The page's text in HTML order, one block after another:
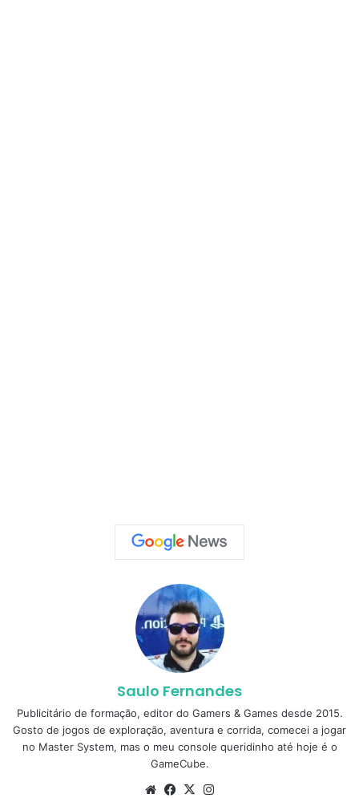
Saulo Fernandes
Publicitário de formação, editor do Gamers & Games desde 2015.
Gosto de jogos de exploração, aventura e corrida, comecei a jogar
no Master System, mas o meu console queridinho até hoje é o
GameCube.
WebsiteFacebook
X